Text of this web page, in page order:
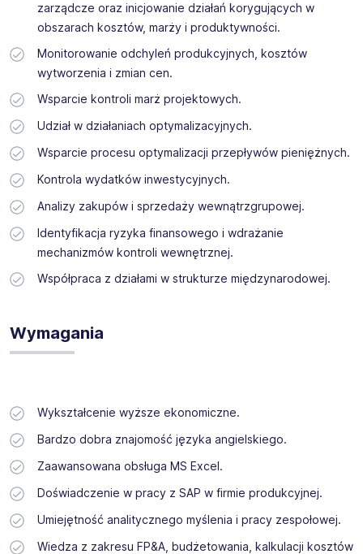
zarządcze oraz inicjowanie działań korygujących w
obszarach kosztów, marży i produktywności.
Monitorowanie odchyleń produkcyjnych, kosztów
wytworzenia i zmian cen.
Wsparcie kontroli marż projektowych.
Udział w działaniach optymalizacyjnych.
Wsparcie procesu optymalizacji przepływów pieniężnych.
Kontrola wydatków inwestycyjnych.
Analizy zakupów i sprzedaży wewnątrzgrupowej.
Identyfikacja ryzyka finansowego i wdrażanie
mechanizmów kontroli wewnętrznej.
Współpraca z działami w strukturze międzynarodowej.
Wymagania
Wykształcenie wyższe ekonomiczne.
Bardzo dobra znajomość języka angielskiego.
Zaawansowana obsługa MS Excel.
Doświadczenie w pracy z SAP w firmie produkcyjnej.
Umiejętność analitycznego myślenia i pracy zespołowej.
Wiedza z zakresu FP&A, budżetowania, kalkulacji kosztów